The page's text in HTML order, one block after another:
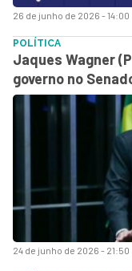
26 de junho de 2026 - 14:00
24 de junho de 2026 - 21:50
POLÍTICA
Jaques Wagner
governo no